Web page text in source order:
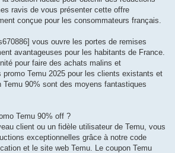
ravis de vous présenter cette offre
conçue pour les consommateurs français.
vous ouvre les portes de remises
avantageuses pour les habitants de France.
pour faire des achats malins et
promo Temu 2025 pour les clients existants et
Temu 90% sont des moyens fantastiques
Temu 90% off ?
client ou un fidèle utilisateur de Temu, vous
exceptionnelles grâce à notre code
et le site web Temu. Le coupon Temu